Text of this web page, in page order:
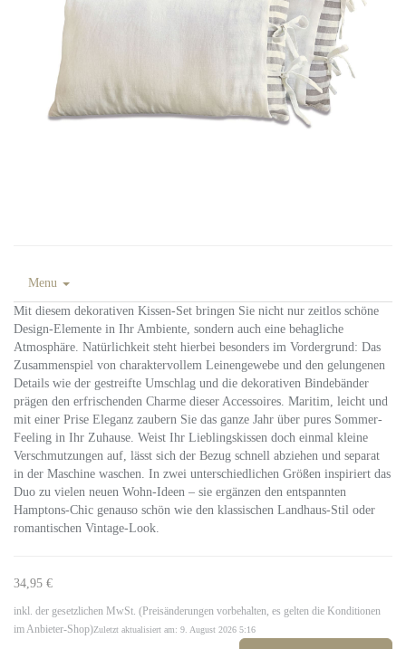
Menu
Mit diesem dekorativen Kissen-Set bringen Sie nicht nur zeitlos schöne
Design-Elemente in Ihr Ambiente, sondern auch eine behagliche
Atmosphäre. Natürlichkeit steht hierbei besonders im Vordergrund: Das
Zusammenspiel von charaktervollem Leinengewebe und den gelungenen
Details wie der gestreifte Umschlag und die dekorativen Bindebänder
prägen den erfrischenden Charme dieser Accessoires. Maritim, leicht und
mit einer Prise Eleganz zaubern Sie das ganze Jahr über pures Sommer-
Feeling in Ihr Zuhause. Weist Ihr Lieblingskissen doch einmal kleine
Verschmutzungen auf, lässt sich der Bezug schnell abziehen und separat
in der Maschine waschen. In zwei unterschiedlichen Größen inspiriert das
Duo zu vielen neuen Wohn-Ideen – sie ergänzen den entspannten
Hamptons-Chic genauso schön wie den klassischen Landhaus-Stil oder
romantischen Vintage-Look.
34,95 €
inkl. der gesetzlichen MwSt. (Preisänderungen vorbehalten, es gelten die Konditionen
im Anbieter-Shop)Zuletzt aktualisiert am: 9. August 2026 5:16